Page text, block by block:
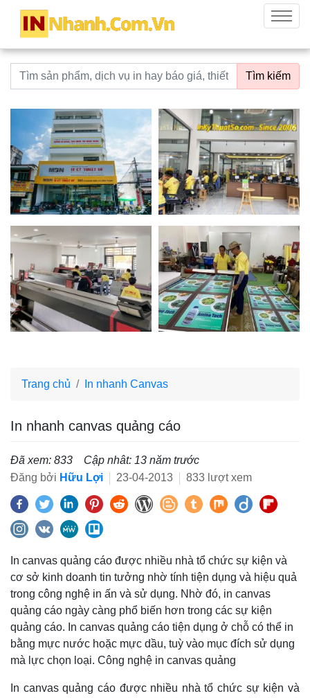
innhanh.com.vn
Menu
Từ khoá tìm kiếm Tìm kiếm
Trang chủ In nhanh Canvas
In nhanh canvas quảng cáo
Đã xem: 833
Cập nhât: 13 năm trước
Đăng bởi Hữu Lợi 23-04-2013 833 lượt xem
In canvas quảng cáo được nhiều nhà tổ chức sự kiện và
cơ sở kinh doanh tin tưởng nhờ tính tiện dụng và hiệu quả
trong công nghệ in ấn và sử dụng. Nhờ đó, in canvas
quảng cáo ngày càng phổ biến hơn trong các sự kiện
quảng cáo. In canvas quảng cáo tiện dụng ở chỗ có thể in
bằng mực nước hoặc mực dầu, tuỳ vào mục đích sử dụng
mà lực chọn loại. Công nghệ in canvas quảng
In canvas quảng cáo được nhiều nhà tổ chức sự kiện và